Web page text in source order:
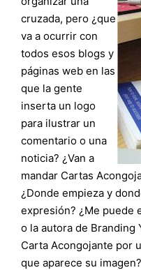
cruzada, pero ¿que
va a ocurrir con
todos esos blogs y
páginas web en las
que la gente
inserta un logo
para ilustrar un
comentario o una
noticia? ¿Van a
mandar Cartas
¿Donde empieza y
expresión? ¿Me puede
o la autora de Branding
Carta Acongojante por
que aparece su